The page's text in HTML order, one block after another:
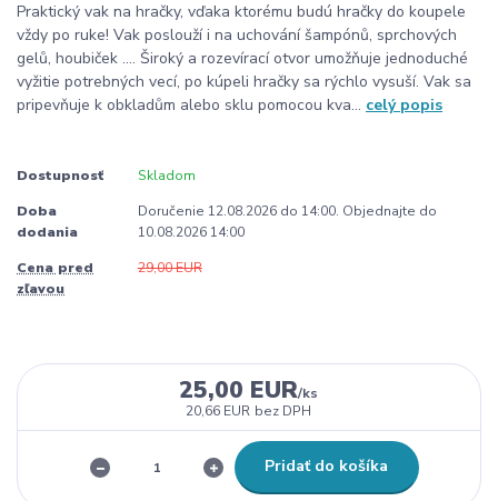
Praktický vak na hračky, vďaka ktorému budú hračky do koupele
vždy po ruke! Vak poslouží i na uchování šampónů, sprchových
gelů, houbiček .... Široký a rozevírací otvor umožňuje jednoduché
vyžitie potrebných vecí, po kúpeli hračky sa rýchlo vysuší. Vak sa
pripevňuje k obkladům alebo sklu pomocou kva... celý popis
Dostupnosť Skladom
Doba
dodania
Doručenie 12.08.2026 do 14:00. Objednajte do
10.08.2026 14:00
Cena pred
zľavou
29,00 EUR
25,00 EUR/ks
20,66 EUR bez DPH
Pridať do košíka